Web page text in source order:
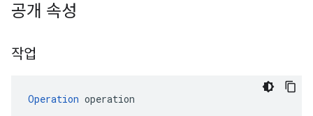
공개 속성
작업
Operation operation